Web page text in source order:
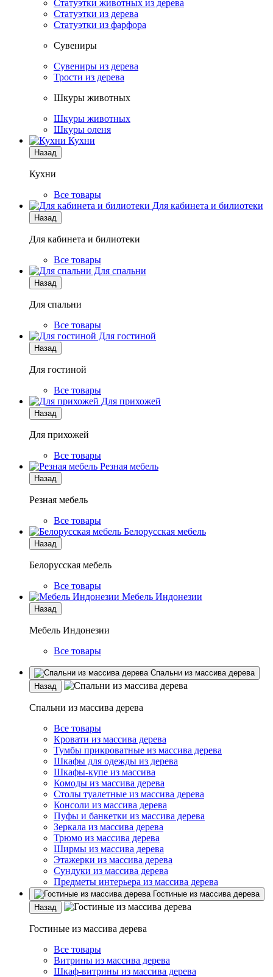
Статуэтки животных из дерева
Статуэтки из дерева
Статуэтки из фарфора
Сувениры
Сувениры из дерева
Трости из дерева
Шкуры животных
Шкуры животных
Шкуры оленя
Кухни
Назад
Кухни
Все товары
Для кабинета и билиотеки
Назад
Для кабинета и билиотеки
Все товары
Для спальни
Назад
Для спальни
Все товары
Для гостиной
Назад
Для гостиной
Все товары
Для прихожей
Назад
Для прихожей
Все товары
Резная мебель
Назад
Резная мебель
Все товары
Белорусская мебель
Назад
Белорусская мебель
Все товары
Мебель Индонезии
Назад
Мебель Индонезии
Все товары
Спальни из массива дерева
Назад
Спальни из массива дерева
Все товары
Кровати из массива дерева
Тумбы прикроватные из массива дерева
Шкафы для одежды из дерева
Шкафы-купе из массива
Комоды из массива дерева
Столы туалетные из массива дерева
Консоли из массива дерева
Пуфы и банкетки из массива дерева
Зеркала из массива дерева
Трюмо из массива дерева
Ширмы из массива дерева
Этажерки из массива дерева
Сундуки из массива дерева
Предметы интерьера из массива дерева
Гостиные из массива дерева
Назад
Гостиные из массива дерева
Все товары
Витрины из массива дерева
Шкаф-витрины из массива дерева